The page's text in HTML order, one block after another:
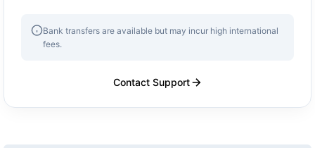
Bank transfers are available but may incur high international
fees.
Contact Support